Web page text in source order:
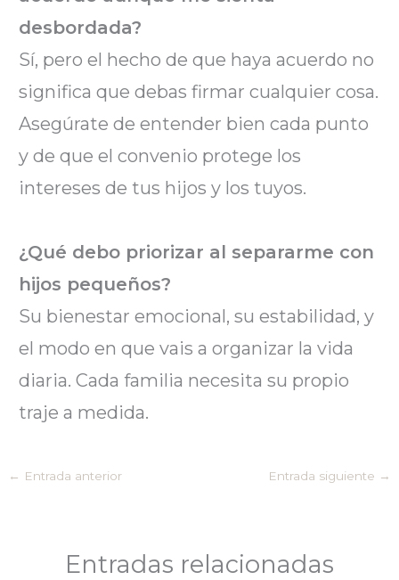
desbordada?
Sí, pero el hecho de que haya acuerdo no
significa que debas firmar cualquier cosa.
Asegúrate de entender bien cada punto
y de que el convenio protege los
intereses de tus hijos y los tuyos.
¿Qué debo priorizar al separarme con
hijos pequeños?
Su bienestar emocional, su estabilidad, y
el modo en que vais a organizar la vida
diaria. Cada familia necesita su propio
traje a medida.
← Entrada anterior Entrada siguiente →
Entradas relacionadas